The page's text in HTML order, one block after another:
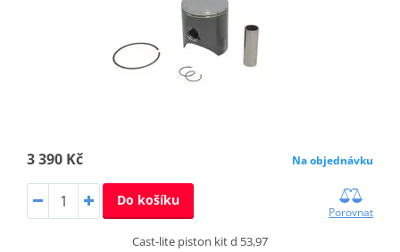
3 390 Kč Na objednávku
Do košíku
Porovnat
Cast-lite piston kit d 53,97